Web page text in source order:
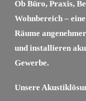
GEWERBE &
BAUSTEUERUNG
Ob Büro, Praxis,
Wohnbereich –
Räume
und installieren
Gewerbe.
Unsere